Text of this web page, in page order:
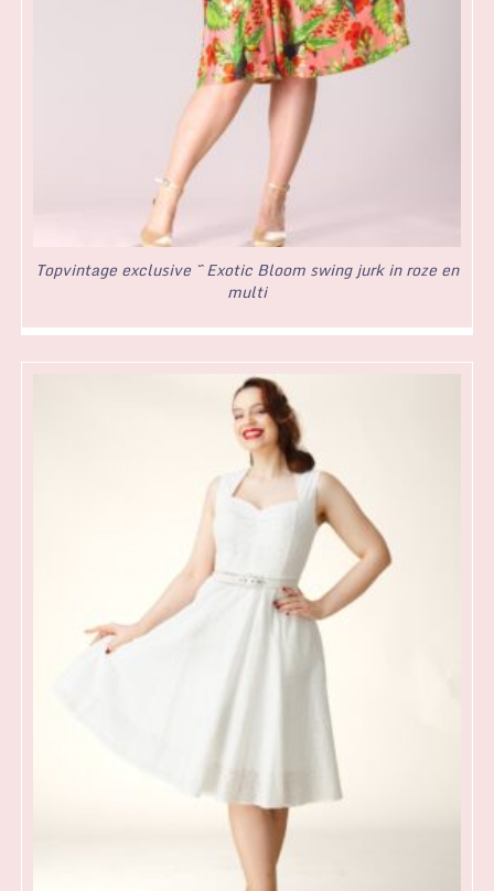
Topvintage exclusive ~ Exotic Bloom swing jurk in roze en
multi